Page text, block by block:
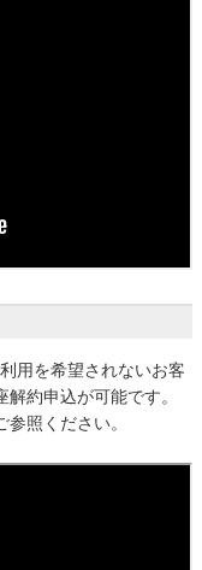
用を希望されないお客
約申込が可能です。
照ください。